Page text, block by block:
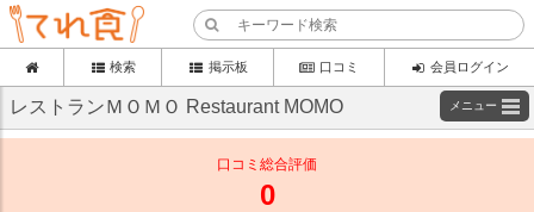
検索 掲示板 口コミ 会員ログイン
レストランＭＯＭＯ Restaurant MOMO メニュー
口コミ総合評価
0